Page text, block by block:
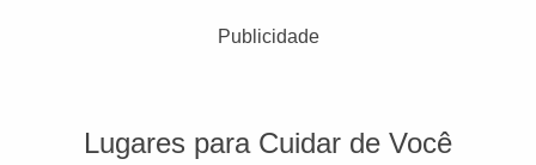
Publicidade
Lugares para Cuidar de Você